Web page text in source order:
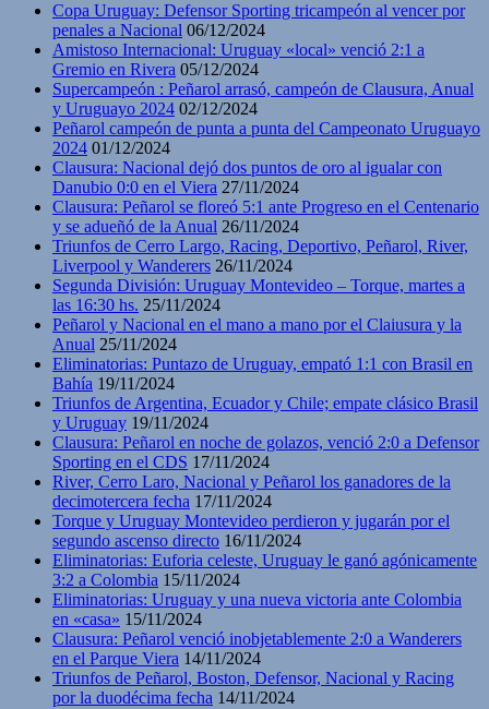
Copa Uruguay: Defensor Sporting tricampeón al vencer por
penales a Nacional 06/12/2024
Amistoso Internacional: Uruguay «local» venció 2:1 a
Gremio en Rivera 05/12/2024
Supercampeón : Peñarol arrasó, campeón de Clausura, Anual
y Uruguayo 2024 02/12/2024
Peñarol campeón de punta a punta del Campeonato Uruguayo
2024 01/12/2024
Clausura: Nacional dejó dos puntos de oro al igualar con
Danubio 0:0 en el Viera 27/11/2024
Clausura: Peñarol se floreó 5:1 ante Progreso en el Centenario
y se adueñó de la Anual 26/11/2024
Triunfos de Cerro Largo, Racing, Deportivo, Peñarol, River,
Liverpool y Wanderers 26/11/2024
Segunda División: Uruguay Montevideo – Torque, martes a
las 16:30 hs. 25/11/2024
Peñarol y Nacional en el mano a mano por el Claiusura y la
Anual 25/11/2024
Eliminatorias: Puntazo de Uruguay, empató 1:1 con Brasil en
Bahía 19/11/2024
Triunfos de Argentina, Ecuador y Chile; empate clásico Brasil
y Uruguay 19/11/2024
Clausura: Peñarol en noche de golazos, venció 2:0 a Defensor
Sporting en el CDS 17/11/2024
River, Cerro Laro, Nacional y Peñarol los ganadores de la
decimotercera fecha 17/11/2024
Torque y Uruguay Montevideo perdieron y jugarán por el
segundo ascenso directo 16/11/2024
Eliminatorias: Euforia celeste, Uruguay le ganó agónicamente
3:2 a Colombia 15/11/2024
Eliminatorias: Uruguay y una nueva victoria ante Colombia
en «casa» 15/11/2024
Clausura: Peñarol venció inobjetablemente 2:0 a Wanderers
en el Parque Viera 14/11/2024
Triunfos de Peñarol, Boston, Defensor, Nacional y Racing
por la duodécima fecha 14/11/2024